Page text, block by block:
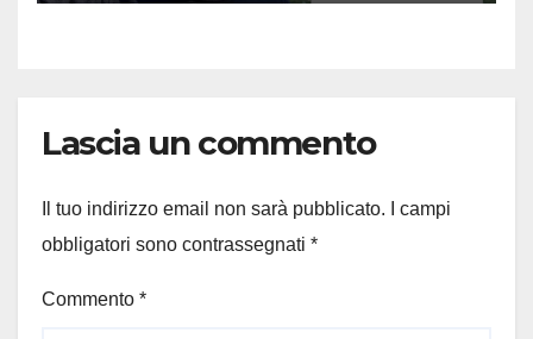
Lascia un commento
Il tuo indirizzo email non sarà pubblicato.
I campi
obbligatori sono contrassegnati *
Commento *